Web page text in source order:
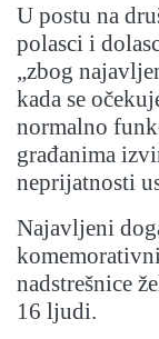
U postu na
polasci i
„zbog
kada se
normalno
građanima
neprijatnosti
Najavljeni
nadstrešnice
16 ljudi.